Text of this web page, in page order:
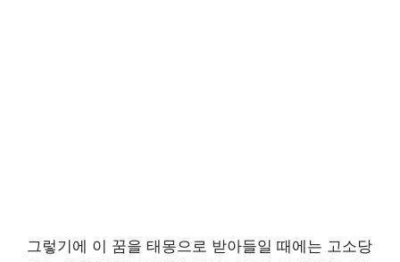
그렇기에 이 꿈을 태몽으로 받아들일 때에는 고소당